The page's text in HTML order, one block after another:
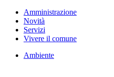
Amministrazione
Novità
Servizi
Vivere il comune
Ambiente